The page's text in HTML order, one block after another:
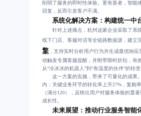
削弱了服务的即时性体验。更有甚者，智能
回复，反而引发客户不满。
系统化解决方案：构建统一中
针对上述痛点，杭州这家企业采取了系统
线下门店、客服对话等全链路数据源，建立
擎 ，支持实时分析用户行为并生成最优响
动触发专属客服提醒，并附带限时折扣，有
从“冷冰冰的机器人”到“有温度的伙伴”的转
这一方案的实施，带来了可量化的成果。
内；关键业务环节的转化率上升27%，复购
（满分120），反映出用户对服务体验的显
成长性。
未来展望：推动行业服务智能